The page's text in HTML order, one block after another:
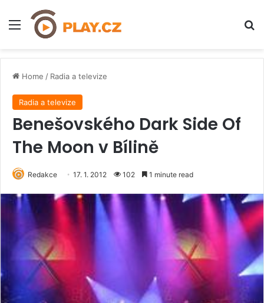
Menu
Home / Radia a televize
Radia a televize
Benešovského Dark Side Of
The Moon v Bílině
Redakce 17. 1. 2012 102 1 minute read